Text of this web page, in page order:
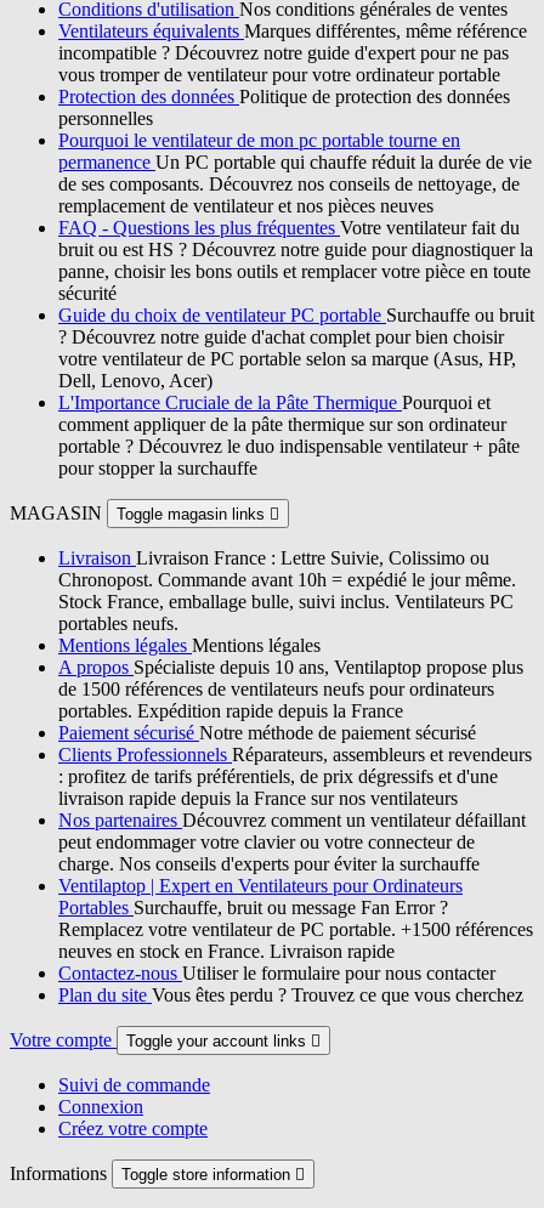
Conditions d'utilisation Nos conditions générales de ventes
Ventilateurs équivalents Marques différentes, même référence
incompatible ? Découvrez notre guide d'expert pour ne pas
vous tromper de ventilateur pour votre ordinateur portable
Protection des données Politique de protection des données
personnelles
Pourquoi le ventilateur de mon pc portable tourne en
permanence Un PC portable qui chauffe réduit la durée de vie
de ses composants. Découvrez nos conseils de nettoyage, de
remplacement de ventilateur et nos pièces neuves
FAQ - Questions les plus fréquentes Votre ventilateur fait du
bruit ou est HS ? Découvrez notre guide pour diagnostiquer la
panne, choisir les bons outils et remplacer votre pièce en toute
sécurité
Guide du choix de ventilateur PC portable Surchauffe ou bruit
? Découvrez notre guide d'achat complet pour bien choisir
votre ventilateur de PC portable selon sa marque (Asus, HP,
Dell, Lenovo, Acer)
L'Importance Cruciale de la Pâte Thermique Pourquoi et
comment appliquer de la pâte thermique sur son ordinateur
portable ? Découvrez le duo indispensable ventilateur + pâte
pour stopper la surchauffe
MAGASIN Toggle magasin links 
Livraison Livraison France : Lettre Suivie, Colissimo ou
Chronopost. Commande avant 10h = expédié le jour même.
Stock France, emballage bulle, suivi inclus. Ventilateurs PC
portables neufs.
Mentions légales Mentions légales
A propos Spécialiste depuis 10 ans, Ventilaptop propose plus
de 1500 références de ventilateurs neufs pour ordinateurs
portables. Expédition rapide depuis la France
Paiement sécurisé Notre méthode de paiement sécurisé
Clients Professionnels Réparateurs, assembleurs et revendeurs
: profitez de tarifs préférentiels, de prix dégressifs et d'une
livraison rapide depuis la France sur nos ventilateurs
Nos partenaires Découvrez comment un ventilateur défaillant
peut endommager votre clavier ou votre connecteur de
charge. Nos conseils d'experts pour éviter la surchauffe
Ventilaptop | Expert en Ventilateurs pour Ordinateurs
Portables Surchauffe, bruit ou message Fan Error ?
Remplacez votre ventilateur de PC portable. +1500 références
neuves en stock en France. Livraison rapide
Contactez-nous Utiliser le formulaire pour nous contacter
Plan du site Vous êtes perdu ? Trouvez ce que vous cherchez
Votre compte Toggle your account links 
Suivi de commande
Connexion
Créez votre compte
Informations Toggle store information 